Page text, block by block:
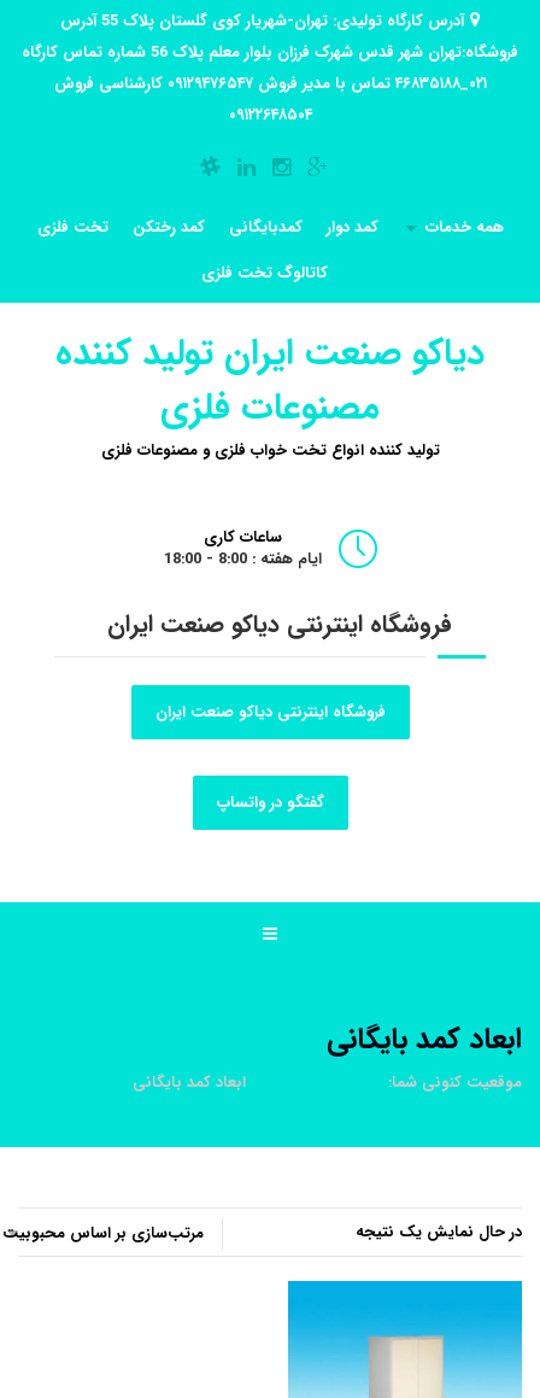
آدرس کارگاه تولیدی: تهران-شهریار کوی گلستان پلاک 55 آدرس
فروشگاه:تهران شهر قدس شهرک فرزان بلوار معلم پلاک 56 شماره تماس کارگاه
۰۲۱_۴۶۸۳۵۱۸۸ تماس با مدیر فروش ۰۹۱۲۹۴۷۶۵۴۷ کارشناسی فروش
۰۹۱۲۲۶۴۸۵۰۴
همه خدمات کمد دوار کمدبایگانی کمد رختکن
تخت فلزی
کاتالوگ تخت فلزی
دیاکو صنعت ایران تولید کننده
مصنوعات فلزی
تولید کننده انواع تخت خواب فلزی و مصنوعات فلزی
ساعات کاری
ایام هفته : 8:00 - 18:00
فروشگاه اینترنتی دیاکو صنعت ایران
فروشگاه اینترنتی دیاکو صنعت ایران
گفتگو در واتساپ
ابعاد کمد بایگانی
موقعیت کنونی شما: ابعاد کمد بایگانی
در حال نمایش یک نتیجه